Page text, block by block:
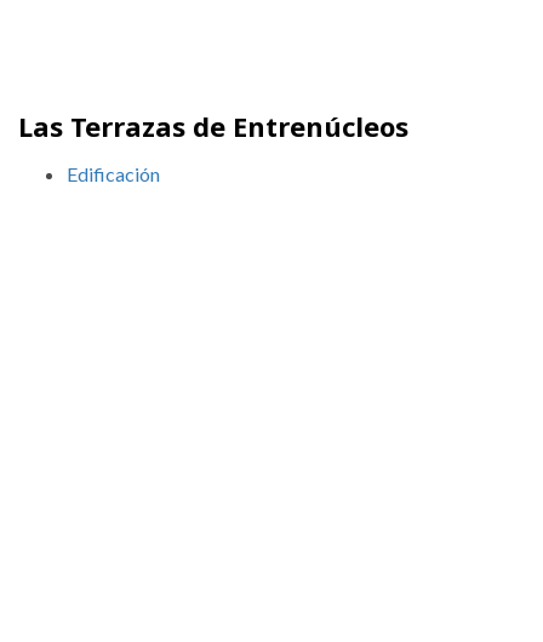
Las Terrazas de Entrenúcleos
Edificación